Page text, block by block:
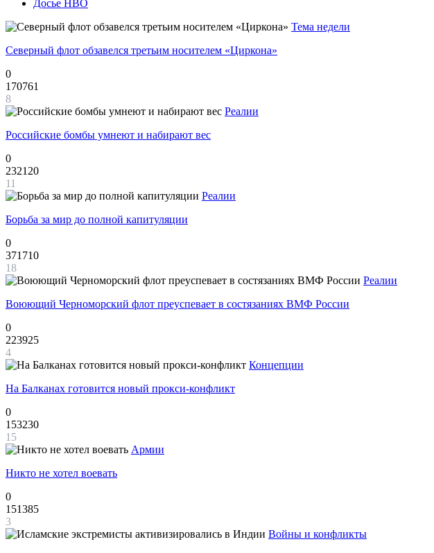
Досье НВО
Тема недели
Северный флот обзавелся третьим носителем «Циркона»
0
170761
8
Реалии
Российские бомбы умнеют и набирают вес
0
232120
11
Реалии
Борьба за мир до полной капитуляции
0
371710
18
Реалии
Воюющий Черноморский флот преуспевает в состязаниях ВМФ России
0
223925
4
Концепции
На Балканах готовится новый прокси-конфликт
0
153230
15
Армии
Никто не хотел воевать
0
151385
3
Войны и конфликты